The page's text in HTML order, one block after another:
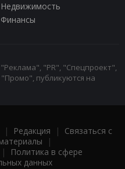
Недвижимость
Финансы
"PR", "Спецпроект",
публикуются на
| Редакция | Связаться с
|
|
Политика в сфере
данных